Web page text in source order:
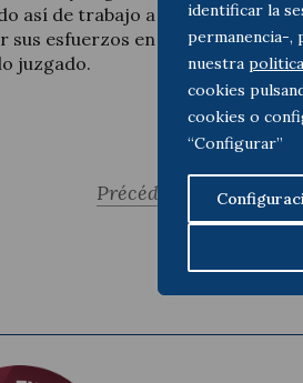
identificar la
permanencia-,
nuestra
cookies
cookies o
“Configurar”
así de trabajo a Jueces y
sus esfuerzos en su verdadera
juzgado.
Précédent